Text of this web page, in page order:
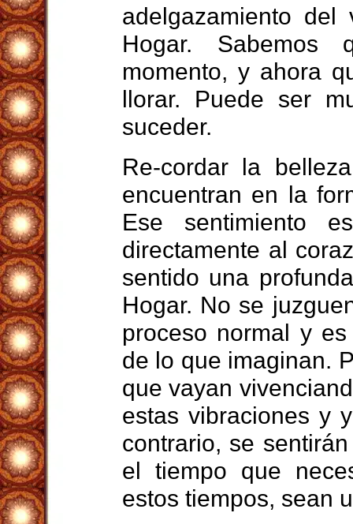
adelgazamiento
Hogar. Sabemos
momento, y ahora
llorar. Puede ser
suceder.
Re-cordar la
encuentran en la
Ese sentimiento
directamente al
sentido una
Hogar. No se
proceso normal y
de lo que imaginan.
que vayan
estas vibraciones y
contrario, se
el tiempo que
estos tiempos, sean